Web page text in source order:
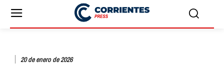
20 de enero de 2026